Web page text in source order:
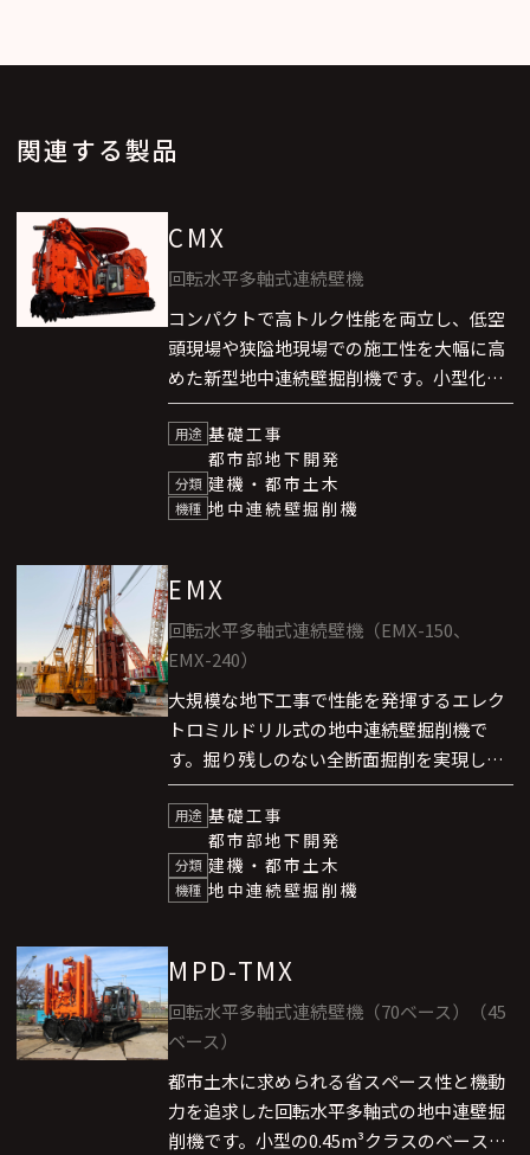
関連する製品
CMX
回転水平多軸式連続壁機
コンパクトで高トルク性能を両立し、低空
頭現場や狭隘地現場での施工性を大幅に高
めた新型地中連続壁掘削機です。小型化に
加え回転角度調整機能を装備し、敷地境界
ぎりぎりまでの「マタギ施工」が可能で
す。高速道路・鉄道、都市部高層ビルの基
礎、地下外壁、土留め壁・遮水壁など、多
様な地下開発工事で威力を発揮します。
用途 基礎工事
都市部地下開発
分類 建機・都市土木
機種 地中連続壁掘削機
EMX
回転水平多軸式連続壁機（EMX-150、
EMX-240）
大規模な地下工事で性能を発揮するエレク
トロミルドリル式の地中連続壁掘削機で
す。掘り残しのない全断面掘削を実現し、
中硬岩まで高い能率で対応します。電動機
駆動の採用により動力伝達効率を大幅に向
上させ、定格の150％まで運転可能な堅牢
な駆動系と、コンパクトな動力設備、優れ
たメンテナンス性を備えています。
用途 基礎工事
都市部地下開発
分類 建機・都市土木
機種 地中連続壁掘削機
MPD-TMX
回転水平多軸式連続壁機（70ベース）（45
ベース）
都市土木に求められる省スペース性と機動
力を追求した回転水平多軸式の地中連壁掘
削機です。小型の0.45m³クラスのベースマ